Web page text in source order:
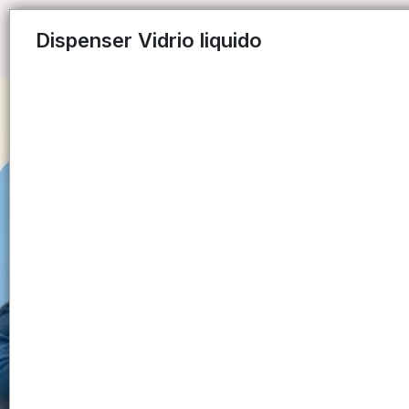
Dispenser Vidrio liquido